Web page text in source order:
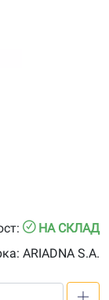
НА СКЛАД
ARIADNA S.A.